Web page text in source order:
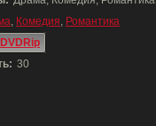
, Комедия, Романтика
DVDRip
30